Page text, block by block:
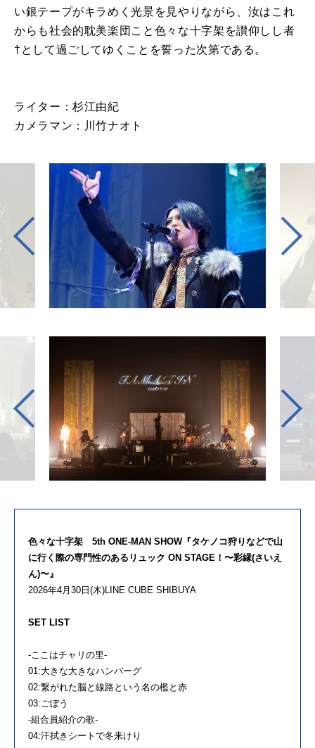
い銀テープがキラめく光景を見やりながら、汝はこれ
からも社会的耽美楽団こと色々な十字架を讃仰しし者
†として過ごしてゆくことを誓った次第である。
ライター：杉江由紀
カメラマン：川竹ナオト
色々な十字架 5th ONE-MAN SHOW『タケノコ狩りなどで山
に行く際の専門性のあるリュック ON STAGE！〜彩縁(さいえ
ん)〜』
2026年4月30日(木)LINE CUBE SHIBUYA
SET LIST
-ここはチャリの里-
01:大きな大きなハンバーグ
02:繋がれた脳と線路という名の檻と赤
03:ごぼう
-組合員紹介の歌-
04:汗拭きシートで冬来けり